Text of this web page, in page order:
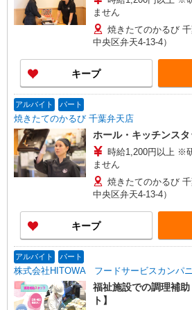
ません
焼きたてのかるび
中央区弁天4-13-4）
キープ
アルバイト パート
焼きたてのかるび 千葉弁天店
ホール・キッチンスタ
時給1,200円以上 ※
ません
焼きたてのかるび
中央区弁天4-13-4）
キープ
アルバイト パート
株式会社HITOWA フードサービスカンパ
福祉施設での調理補
ト】